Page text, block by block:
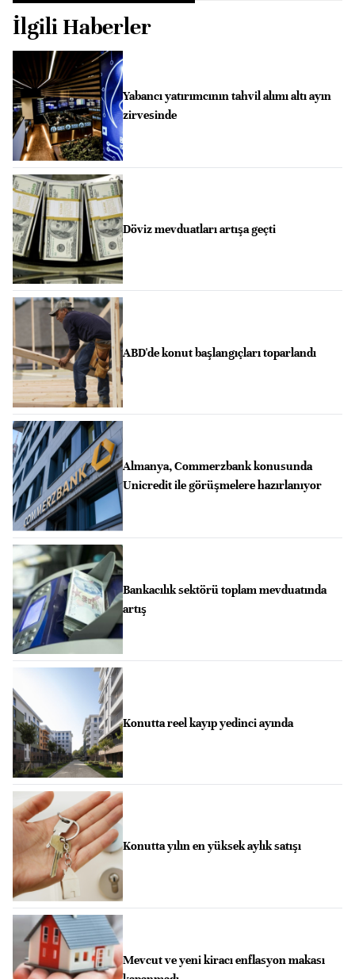
İlgili Haberler
Yabancı yatırımcının tahvil alımı altı ayın
zirvesinde
Döviz mevduatları artışa geçti
ABD'de konut başlangıçları toparlandı
Almanya, Commerzbank konusunda
Unicredit ile görüşmelere hazırlanıyor
Bankacılık sektörü toplam mevduatında
artış
Konutta reel kayıp yedinci ayında
Konutta yılın en yüksek aylık satışı
Mevcut ve yeni kiracı enflasyon makası